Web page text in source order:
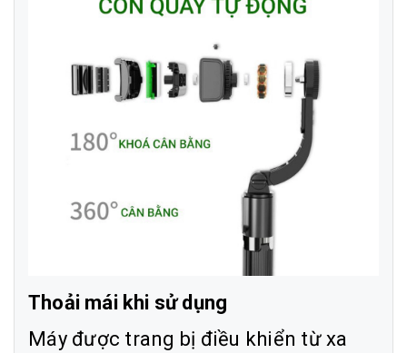
Thoải mái khi sử dụng
Máy được trang bị điều khiển từ xa